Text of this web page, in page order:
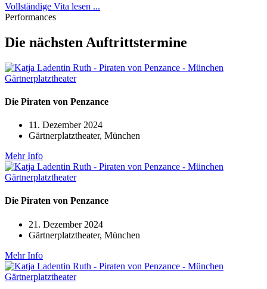
Vollständige Vita lesen ...
Performances
Die nächsten Auftrittstermine
Die Piraten von Penzance
11. Dezember 2024
Gärtnerplatztheater, München
Mehr Info
Die Piraten von Penzance
21. Dezember 2024
Gärtnerplatztheater, München
Mehr Info